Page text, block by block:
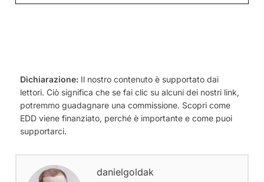
Dichiarazione: Il nostro contenuto è supportato dai
lettori. Ciò significa che se fai clic su alcuni dei nostri link,
potremmo guadagnare una commissione. Scopri come
EDD viene finanziato, perché è importante e come puoi
supportarci.
danielgoldak